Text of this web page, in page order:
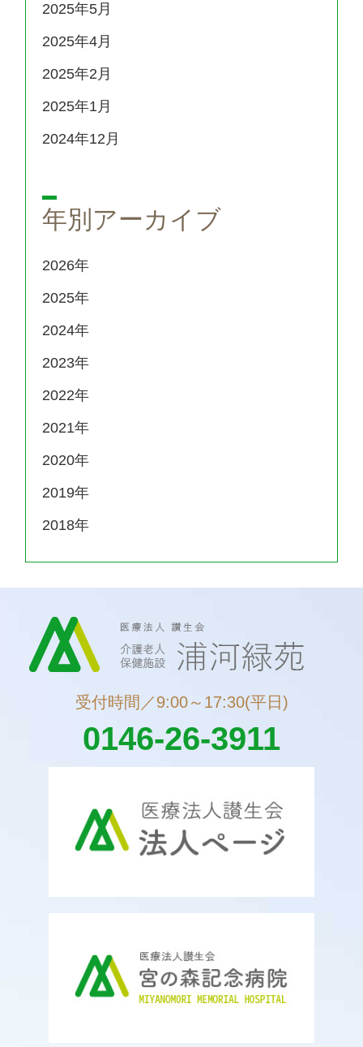
2025年5月
2025年4月
2025年2月
2025年1月
2024年12月
年別アーカイブ
2026
2025
2024
2023
2022
2021
2020
2019
2018
受付時間／9:00～17:30(平日)
0146-26-3911